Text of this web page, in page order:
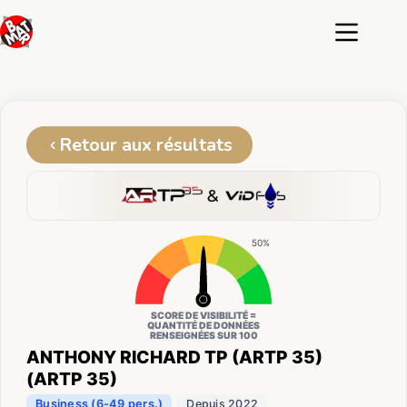
au
contenu
Retour aux résultats
ANTHONY RICHARD TP (ARTP 35)
(ARTP 35)
Business (6-49 pers.) Depuis 2022
50%
SCORE DE VISIBILITÉ =
QUANTITÉ DE DONNÉES
RENSEIGNÉES SUR 100